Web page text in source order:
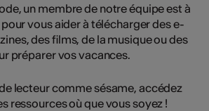
un membre de notre équipe est à
vous aider à télécharger des e-
des films, de la musique ou des
préparer vos vacances.
lecteur comme sésame, accédez
ressources où que vous soyez !